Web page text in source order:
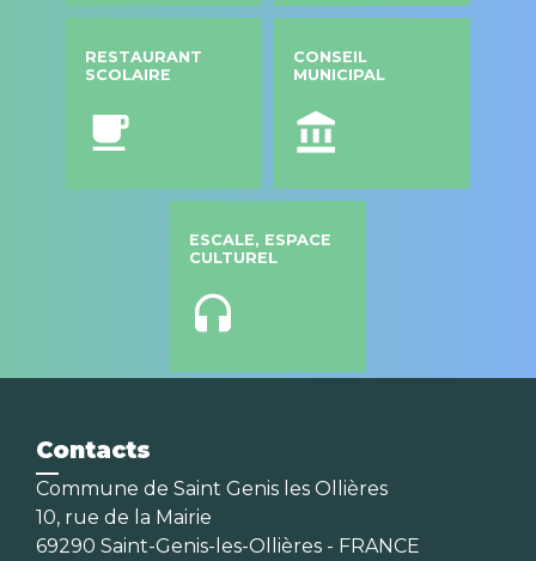
RESTAURANT
SCOLAIRE
local_cafe
CONSEIL
MUNICIPAL
account_balance
ESCALE, ESPACE
CULTUREL
headset
Contacts
Commune de Saint Genis les Ollières
10, rue de la Mairie
69290 Saint-Genis-les-Ollières - FRANCE